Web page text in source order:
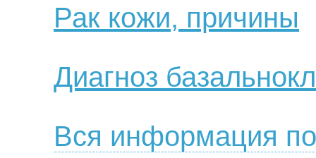
Рак кожи, причины
Диагноз
Вся информация